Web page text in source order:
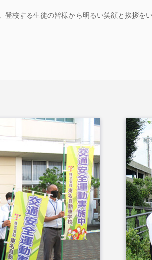
校する生徒の皆様から明るい笑顔と挨拶